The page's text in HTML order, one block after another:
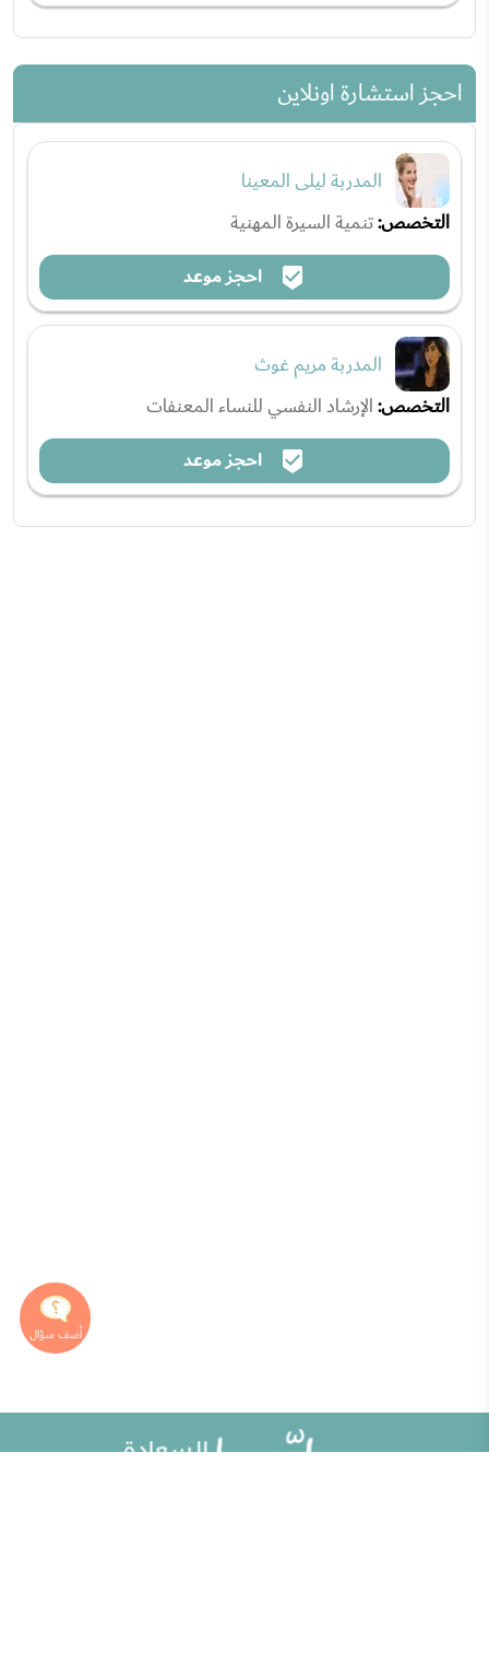
احجز استشارة اونلاين
المدربة ليلى المعينا
التخصص:تنمية السيرة المهنية
احجز موعد
المدربة مريم غوث
التخصص:الإرشاد النفسي للنساء المعنفات
احجز موعد